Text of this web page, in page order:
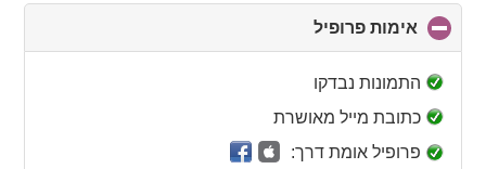
אימות פרופיל
to
התמונות נבדקו
כתובת מייל מאושרת
פרופיל אומת דרך: